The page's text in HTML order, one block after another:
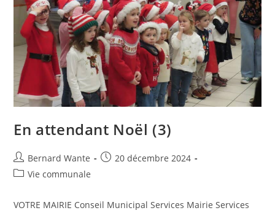
En attendant Noël (3)
Bernard Wante
20 décembre 2024
Vie communale
VOTRE MAIRIE Conseil Municipal Services Mairie Services